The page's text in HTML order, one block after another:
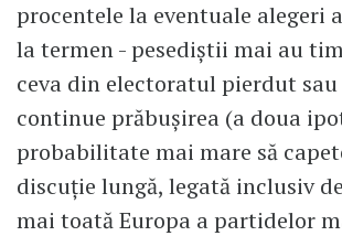
procentele la eventuale alegeri
la termen - pesediștii mai au
ceva din electoratul pierdut sau
continue prăbușirea (a doua
probabilitate mai mare să
discuție lungă, legată inclusiv
mai toată Europa a partidelor